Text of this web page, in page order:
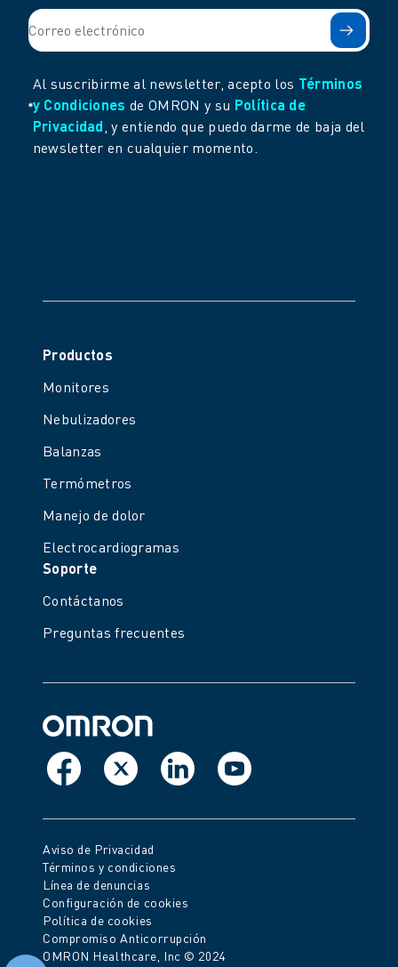
Al suscribirme al newsletter, acepto los Términos
y Condiciones de OMRON y su Política de
Privacidad, y entiendo que puedo darme de baja del
newsletter en cualquier momento.
Productos
Monitores
Nebulizadores
Balanzas
Termómetros
Manejo de dolor
Electrocardiogramas
Soporte
Contáctanos
Preguntas frecuentes
Aviso de Privacidad
Términos y condiciones
Línea de denuncias
Configuración de cookies
Política de cookies
Compromiso Anticorrupción
OMRON Healthcare, Inc © 2024